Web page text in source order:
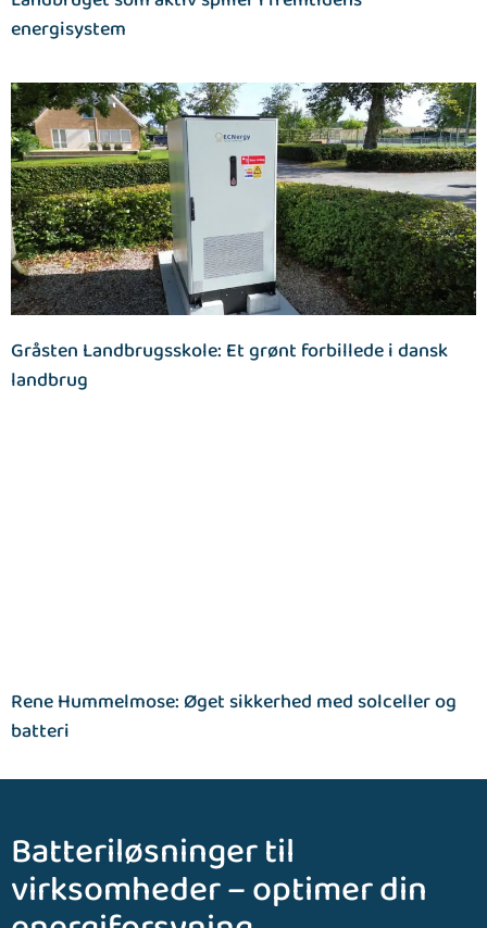
energisystem
Gråsten Landbrugsskole: Et grønt forbillede i dansk
landbrug
Rene Hummelmose: Øget sikkerhed med solceller og
batteri
Batteriløsninger til
virksomheder – optimer din